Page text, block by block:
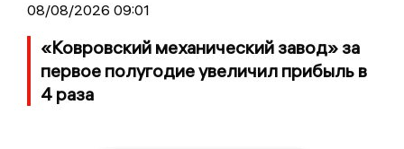
08/08/2026 09:01
«Ковровский механический завод» за
первое полугодие увеличил прибыль в
4 раза